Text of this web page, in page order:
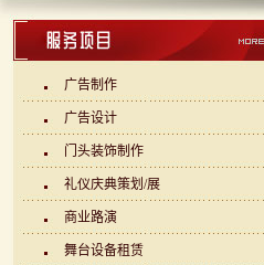
广告制作
广告设计
门头装饰制作
礼仪庆典策划/展
商业路演
舞台设备租赁